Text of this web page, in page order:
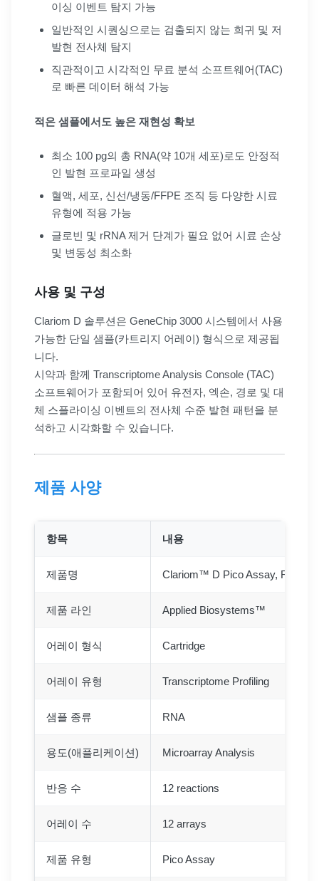
이싱 이벤트 탐지 가능
일반적인 시퀀싱으로는 검출되지 않는 희귀 및 저
발현 전사체 탐지
직관적이고 시각적인 무료 분석 소프트웨어(TAC)
로 빠른 데이터 해석 가능
적은 샘플에서도 높은 재현성 확보
최소 100 pg의 총 RNA(약 10개 세포)로도 안정적
인 발현 프로파일 생성
혈액, 세포, 신선/냉동/FFPE 조직 등 다양한 시료
유형에 적용 가능
글로빈 및 rRNA 제거 단계가 필요 없어 시료 손상
및 변동성 최소화
사용 및 구성
Clariom D 솔루션은 GeneChip 3000 시스템에서 사용
가능한 단일 샘플(카트리지 어레이) 형식으로 제공됩
니다.
시약과 함께 Transcriptome Analysis Console (TAC)
소프트웨어가 포함되어 있어 유전자, 엑손, 경로 및 대
체 스플라이싱 이벤트의 전사체 수준 발현 패턴을 분
석하고 시각화할 수 있습니다.
제품 사양
항목 내용
제품명 Clariom™ D Pico Assay, Rat
제품 라인 Applied Biosystems™
어레이 형식 Cartridge
어레이 유형 Transcriptome Profiling
샘플 종류 RNA
용도(애플리케이션) Microarray Analysis
반응 수 12 reactions
어레이 수 12 arrays
제품 유형 Pico Assay